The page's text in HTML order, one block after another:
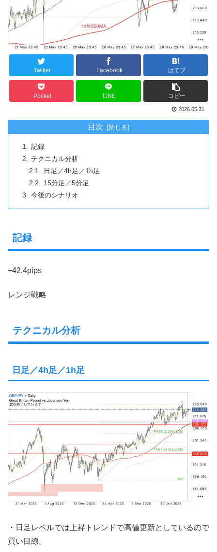
Twitter Facebook はてブ
Pocket LINE コピー
2026.05.31
目次
記録
テクニカル分析
日足／4h足／1h足
15分足／5分足
今後のシナリオ
記録
+42.4pips
レンジ戦略
テクニカル分析
日足／4h足／1h足
・日足レベルでは上昇トレンドで高値更新としているので
買い目線。